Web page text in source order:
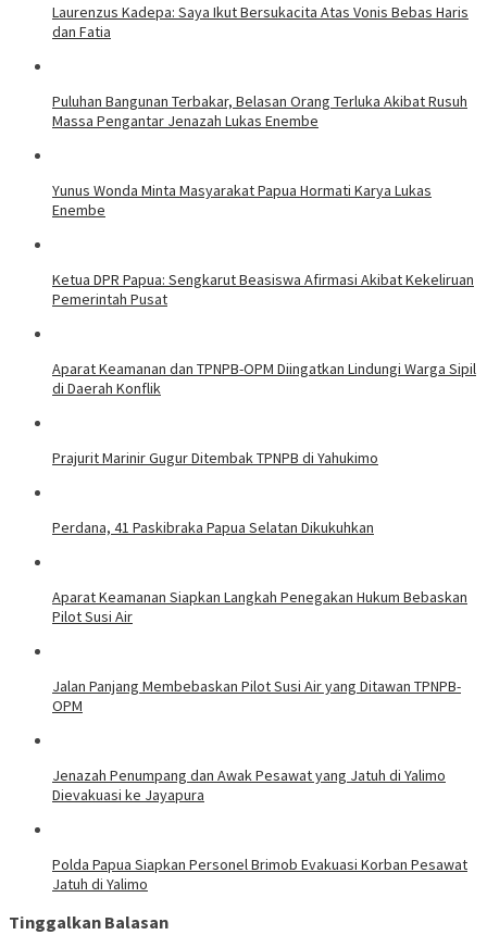
Laurenzus Kadepa: Saya Ikut Bersukacita Atas Vonis Bebas Haris
dan Fatia
Puluhan Bangunan Terbakar, Belasan Orang Terluka Akibat Rusuh
Massa Pengantar Jenazah Lukas Enembe
Yunus Wonda Minta Masyarakat Papua Hormati Karya Lukas
Enembe
Ketua DPR Papua: Sengkarut Beasiswa Afirmasi Akibat Kekeliruan
Pemerintah Pusat
Aparat Keamanan dan TPNPB-OPM Diingatkan Lindungi Warga Sipil
di Daerah Konflik
Prajurit Marinir Gugur Ditembak TPNPB di Yahukimo
Perdana, 41 Paskibraka Papua Selatan Dikukuhkan
Aparat Keamanan Siapkan Langkah Penegakan Hukum Bebaskan
Pilot Susi Air
Jalan Panjang Membebaskan Pilot Susi Air yang Ditawan TPNPB-
OPM
Jenazah Penumpang dan Awak Pesawat yang Jatuh di Yalimo
Dievakuasi ke Jayapura
Polda Papua Siapkan Personel Brimob Evakuasi Korban Pesawat
Jatuh di Yalimo
Tinggalkan Balasan